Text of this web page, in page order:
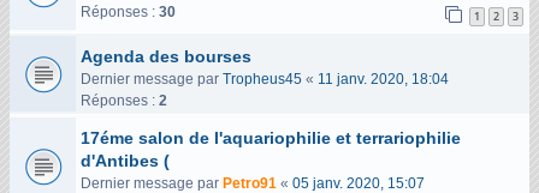
Réponses : 30 1 2 3
Agenda des bourses
Dernier message par Tropheus45 « 11 janv. 2020, 18:04
Réponses : 2
17éme salon de l'aquariophilie et terrariophilie
d'Antibes (
Dernier message par Petro91 « 05 janv. 2020, 15:07